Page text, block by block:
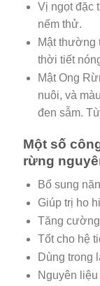
Vị ngọt đặc
nếm thử.
Mật thường
thời tiết
Mật Ong
nuôi, và
đen sẫm.
Một số
rừng
Bổ sung
Giúp trị ho
Tăng
Tốt cho hệ
Dùng trong
Nguyên